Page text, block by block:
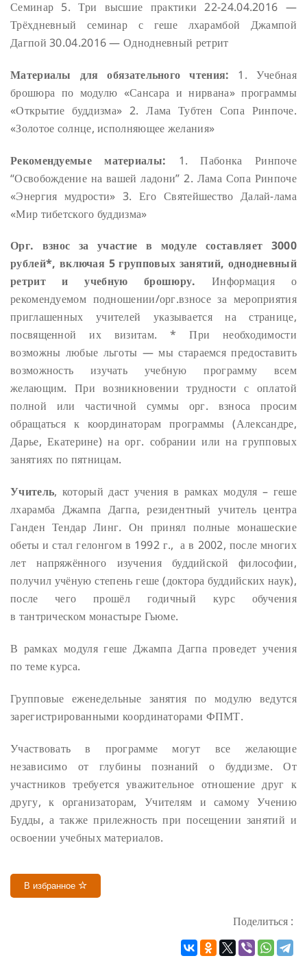
Семинар 5. Три высшие практики 22-24.04.2016 —
Трёхдневный семинар с геше лхарамбой Джампой
Дагпой 30.04.2016 — Однодневный ретрит
Материалы для обязательного чтения: 1. Учебная
брошюра по модулю «Сансара и нирвана» программы
«Открытие буддизма» 2. Лама Тубтен Сопа Ринпоче.
«Золотое солнце, исполняющее желания»
Рекомендуемые материалы: 1. Пабонка Ринпоче
“Освобождение на вашей ладони” 2. Лама Сопа Ринпоче
«Энергия мудрости» 3. Его Святейшество Далай-лама
«Мир тибетского буддизма»
Орг. взнос за участие в модуле составляет 3000
рублей*, включая 5 групповых занятий, однодневный
ретрит и учебную брошюру. Информация о
рекомендуемом подношении/орг.взносе за мероприятия
приглашенных учителей указывается на странице,
посвященной их визитам. * При необходимости
возможны любые льготы — мы стараемся предоставить
возможность изучать учебную программу всем
желающим. При возникновении трудности с оплатой
полной или частичной суммы орг. взноса просим
обращаться к координаторам программы (Александре,
Дарье, Екатерине) на орг. собрании или на групповых
занятиях по пятницам.
Учитель, который даст учения в рамках модуля – геше
лхарамба Джампа Дагпа, резидентный учитель центра
Ганден Тендар Линг. Он принял полные монашеские
обеты и стал гелонгом в 1992 г., а в 2002, после многих
лет напряжённого изучения буддийской философии,
получил учёную степень геше (доктора буддийских наук),
после чего прошёл годичный курс обучения
в тантрическом монастыре Гьюме.
В рамках модуля геше Джампа Дагпа проведет учения
по теме курса.
Групповые еженедельные занятия по модулю ведутся
зарегистрированными координаторами ФПМТ.
Участвовать в программе могут все желающие
независимо от глубины познаний о буддизме. От
участников требуется уважительное отношение друг к
другу, к организаторам, Учителям и самому Учению
Будды, а также прилежность при посещении занятий и
освоении учебных материалов.
В избранное
Поделиться :